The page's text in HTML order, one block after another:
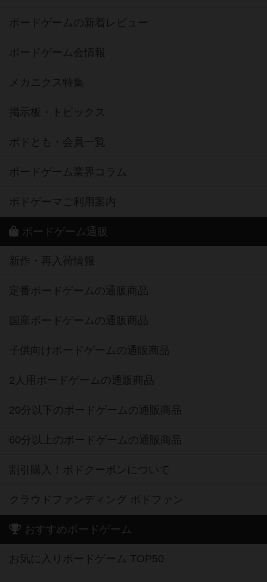
ボードゲームの新着レビュー
ボードゲーム会情報
メカニクス特集
掲示板・トピックス
ボドとも・会員一覧
ボードゲーム業界コラム
ボドゲーマご利用案内
ボードゲーム通販
新作・再入荷情報
定番ボードゲームの通販商品
国産ボードゲームの通販商品
子供向けボードゲームの通販商品
2人用ボードゲームの通販商品
20分以下のボードゲームの通販商品
60分以上のボードゲームの通販商品
割引購入！ボドクーポンについて
クラウドファンディング ボドファン
おすすめボードゲーム
お気に入りボードゲーム TOP50